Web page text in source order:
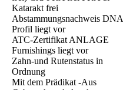
Katarakt frei
Abstammungsnachweis DNA
Profil liegt vor
ATC-Zertifikat ANLAGE
Furnishings liegt vor
Zahn-und Rutenstatus in
Ordnung
Mit dem Prädikat -Aus